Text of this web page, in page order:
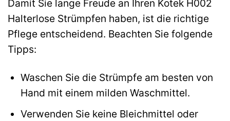
Damit Sie lange Freude an Ihren Kotek H002
Halterlose Strümpfen haben, ist die richtige
Pflege entscheidend. Beachten Sie folgende
Tipps:
Waschen Sie die Strümpfe am besten von
Hand mit einem milden Waschmittel.
Verwenden Sie keine Bleichmittel oder